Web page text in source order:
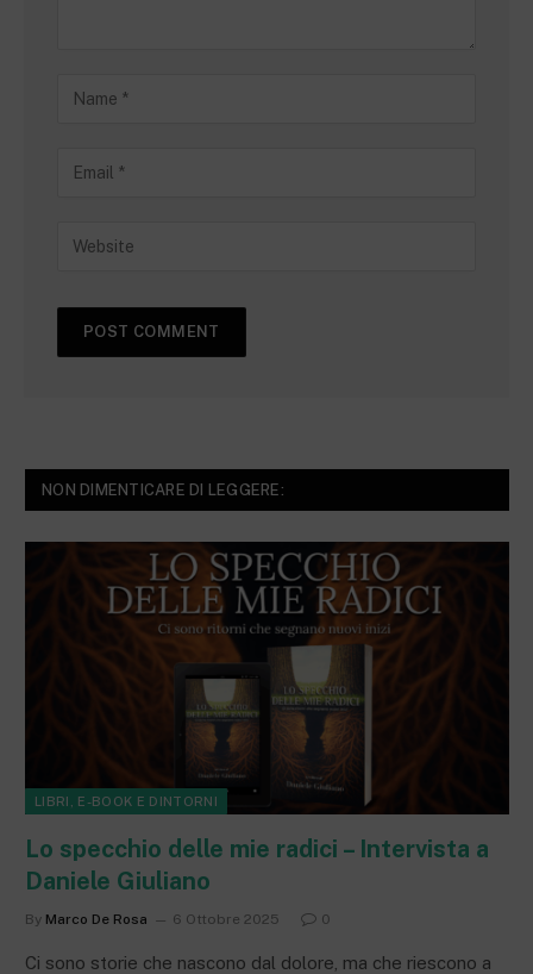
NON DIMENTICARE DI LEGGERE:
LIBRI, E-BOOK E DINTORNI
Lo specchio delle mie radici – Intervista a
Daniele Giuliano
By Marco De Rosa 6 Ottobre 2025 0
Ci sono storie che nascono dal dolore, ma che riescono a